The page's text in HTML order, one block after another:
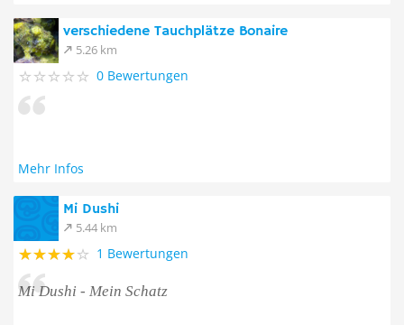
verschiedene Tauchplätze Bonaire
5.26 km
0 Bewertungen
Mehr Infos
Mi Dushi
5.44 km
1 Bewertungen
Mi Dushi - Mein Schatz